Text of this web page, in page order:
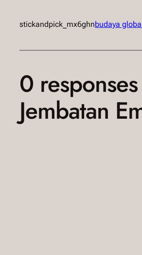
stickandpick_mx6ghnbudaya
0
Jembatan